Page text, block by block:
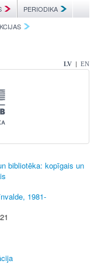
PERIODIKA
LV | EN
bibliotēka: kopīgais un
1981-